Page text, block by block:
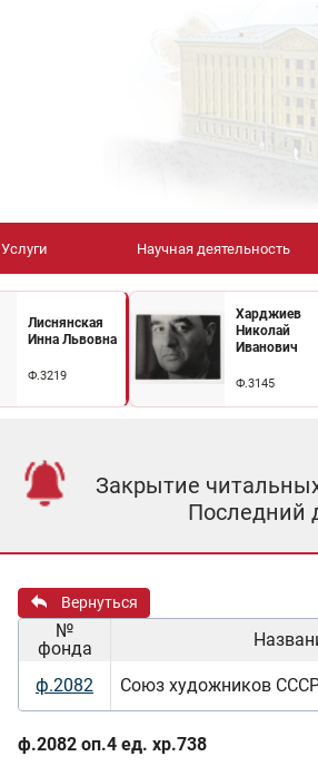
Услуги Научная деятельность
Лиснянская
Инна Львовна
Ф.3219
Харджиев
Николай
Иванович
Ф.3145
Закрытие
Последний
Вернуться
№
фонда
ф.2082
Союз художников
ф.2082 оп.4 ед. хр.738